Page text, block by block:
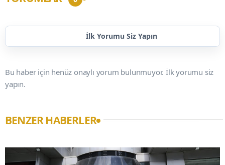
İlk Yorumu Siz Yapın
Bu haber için henüz onaylı yorum bulunmuyor. İlk yorumu siz
yapın.
BENZER HABERLER